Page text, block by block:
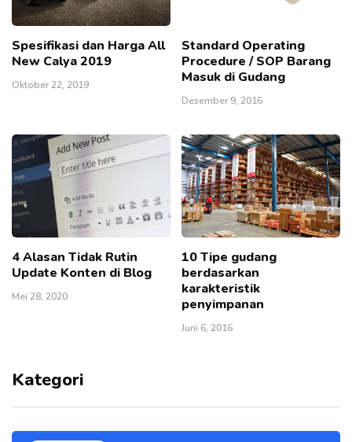
Spesifikasi dan Harga All
New Calya 2019
Oktober 22, 2019
Standard Operating
Procedure / SOP Barang
Masuk di Gudang
Desember 9, 2016
4 Alasan Tidak Rutin
Update Konten di Blog
Mei 28, 2020
10 Tipe gudang
berdasarkan
karakteristik
penyimpanan
Juni 6, 2016
Kategori